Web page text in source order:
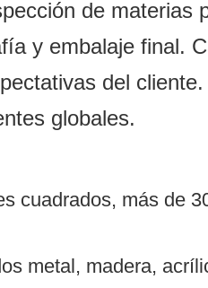
de materias
y embalaje final.
del
globales.
cuadrados, más de
metal, madera,